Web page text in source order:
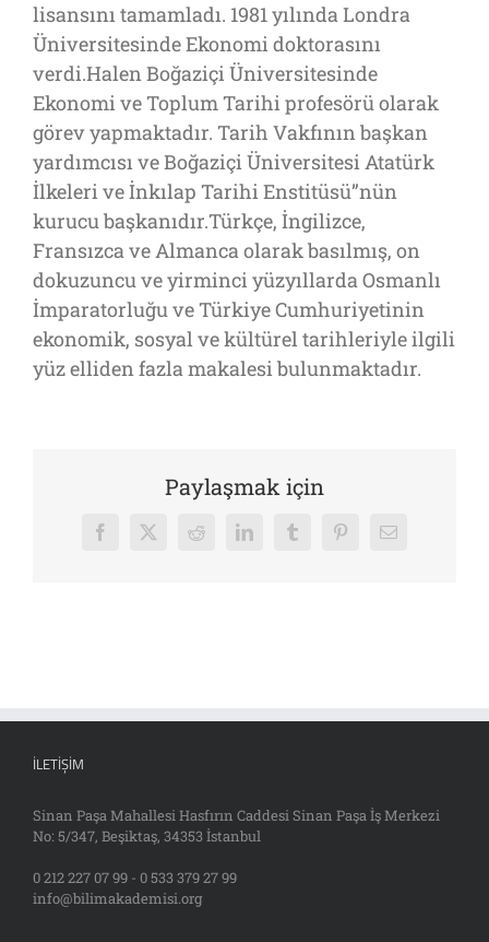
lisansını tamamladı. 1981 yılında Londra
Üniversitesinde Ekonomi doktorasını
verdi.Halen Boğaziçi Üniversitesinde
Ekonomi ve Toplum Tarihi profesörü olarak
görev yapmaktadır. Tarih Vakfının başkan
yardımcısı ve Boğaziçi Üniversitesi Atatürk
İlkeleri ve İnkılap Tarihi Enstitüsü”nün
kurucu başkanıdır.Türkçe, İngilizce,
Fransızca ve Almanca olarak basılmış, on
dokuzuncu ve yirminci yüzyıllarda Osmanlı
İmparatorluğu ve Türkiye Cumhuriyetinin
ekonomik, sosyal ve kültürel tarihleriyle ilgili
yüz elliden fazla makalesi bulunmaktadır.
Paylaşmak için
Facebook
X Reddit LinkedInTumblrPinterest
E-
İLETIŞIM
Sinan Paşa Mahallesi Hasfırın Caddesi Sinan Paşa İş Merkezi
No: 5/347, Beşiktaş, 34353 İstanbul
0 212 227 07 99 - 0 533 379 27 99
info@bilimakademisi.org